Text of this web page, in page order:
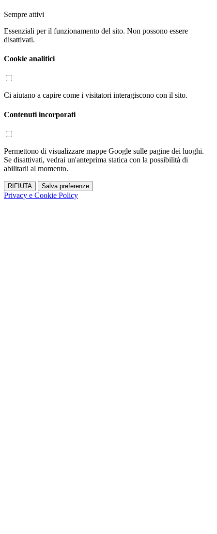
Sempre attivi
Essenziali per il funzionamento del sito. Non possono essere
disattivati.
Cookie analitici
Ci aiutano a capire come i visitatori interagiscono con il sito.
Contenuti incorporati
Permettono di visualizzare mappe Google sulle pagine dei luoghi.
Se disattivati, vedrai un'anteprima statica con la possibilità di
abilitarli al momento.
RIFIUTA Salva preferenze
Privacy e Cookie Policy